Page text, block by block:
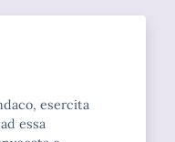
esercita
essa